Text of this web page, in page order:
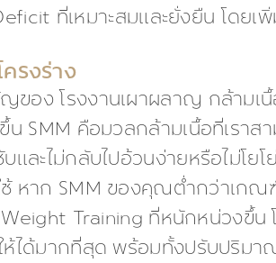
ที่เหมาะสมและยั่งยืน โดยเ
รงร่าง
ของ โรงงานเผาผลาญ กล้ามเ
ขึ้น SMM คือมวลกล้ามเนื้อที่เร
บและไม่กลับไปอ้วนง่ายหรือไม่โยโ
ช้ หาก SMM ของคุณต่ำกว่าเกณ
Weight Training ที่หนักหน่วงขึ้น
ห้ได้มากที่สุด พร้อมทั้งปรับปริมา